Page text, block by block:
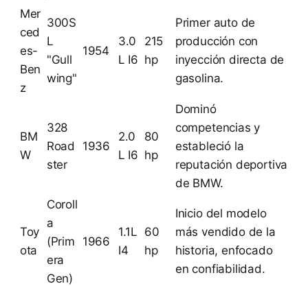
Mer
ced
es-
Ben
z
300S
L
"Gull
wing"
1954
3.0
L I6
215
hp
Primer auto de
producción con
inyección directa de
gasolina.
BM
W
328
Road
ster
1936
2.0
L I6
80
hp
Dominó
competencias y
estableció la
reputación deportiva
de BMW.
Toy
ota
Coroll
a
(Prim
era
Gen)
1966
1.1L
I4
60
hp
Inicio del modelo
más vendido de la
historia, enfocado
en confiabilidad.